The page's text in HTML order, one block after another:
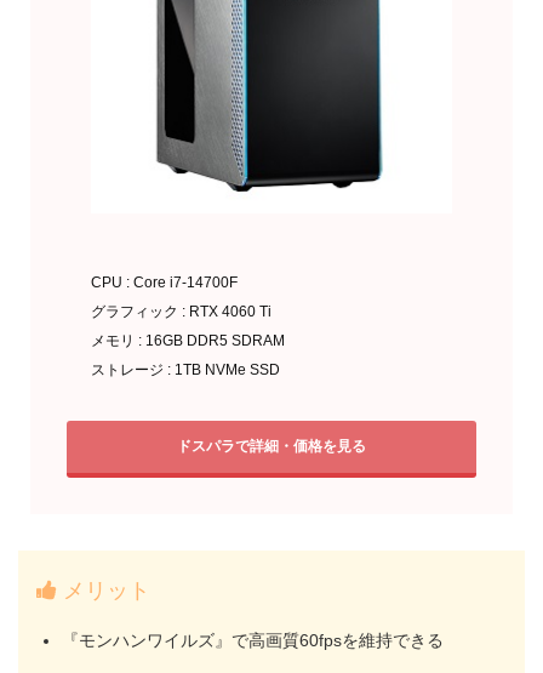
CPU : Core i7-14700F
グラフィック : RTX 4060 Ti
メモリ : 16GB DDR5 SDRAM
ストレージ : 1TB NVMe SSD
ドスパラで詳細・価格を見る
メリット
『モンハンワイルズ』で高画質60fpsを維持できる